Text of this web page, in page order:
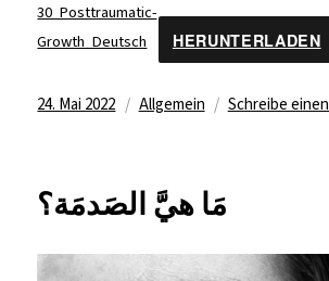
30_Posttraumatic-
Growth_Deutsch
HERUNTERLADEN
Veröffentlicht
24. Mai 2022 Kategorien
Allgemein Schreibe
مَا هيَّ الصَدمَة؟